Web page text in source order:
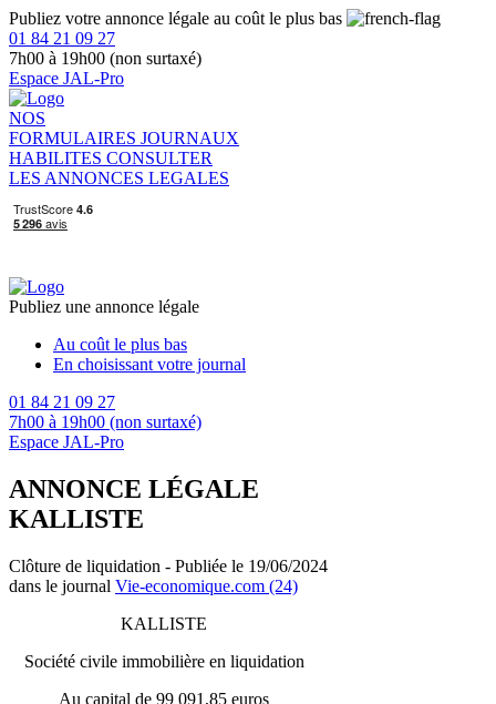
Publiez votre annonce légale au coût le plus bas
01 84 21 09 27
7h00 à 19h00 (non surtaxé)
Espace JAL-Pro
NOS
FORMULAIRES JOURNAUX
HABILITES CONSULTER
LES ANNONCES LEGALES
Publiez une annonce légale
Au coût le plus bas
En choisissant votre journal
01 84 21 09 27
7h00 à 19h00 (non surtaxé)
Espace JAL-Pro
ANNONCE LÉGALE
KALLISTE
Clôture de liquidation - Publiée le 19/06/2024
dans le journal Vie-economique.com (24)
KALLISTE
Société civile immobilière en liquidation
Au capital de 99 091,85 euros